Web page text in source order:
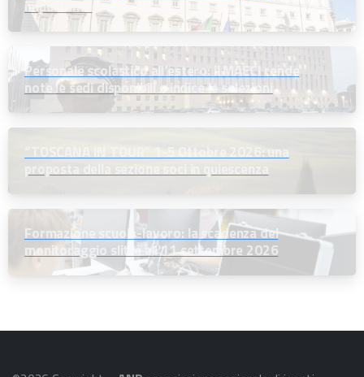
importante
Personale scolastico all’estero: il MAECI rende
note le sedi disponibili e indice le selezioni
“TOSCANA IN TOUR” 1-5 Ottobre 2026: una
proposta della sezione soci in quiescenza
Formazione scuola-lavoro: la scadenza del
monitoraggio slitta all’11 settembre 2026